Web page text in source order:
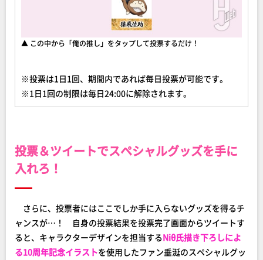
▲ この中から「俺の推し」をタップして投票するだけ！
※投票は1日1回、期間内であれば毎日投票が可能です。
※1日1回の制限は毎日24:00に解除されます。
投票＆ツイートでスペシャルグッズを手に
入れろ！
さらに、投票者にはここでしか手に入らないグッズを得るチ
ャンスが…！ 自身の投票結果を投票完了画面からツイートす
ると、キャラクターデザインを担当するNiθ氏描き下ろしによ
る10周年記念イラストを使用したファン垂涎のスペシャルグッ